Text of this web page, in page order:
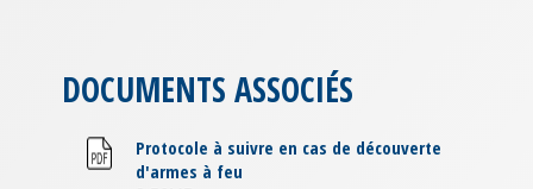
DOCUMENTS ASSOCIÉS
Protocole à suivre en cas de découverte
d'armes à feu